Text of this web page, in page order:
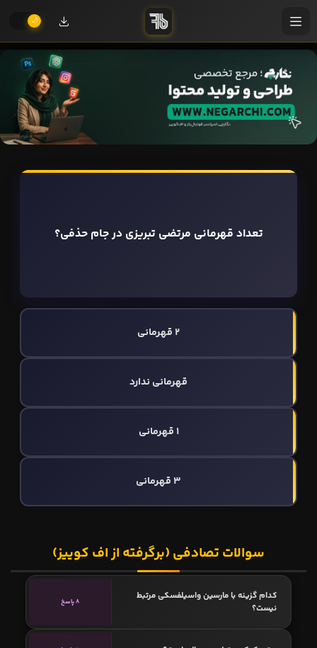
تعداد قهرمانی مرتضی تبریزی در جام حذفی؟
2 قهرمانی
قهرمانی ندارد
1 قهرمانی
3 قهرمانی
سوالات تصادفی (برگرفته از اف کوییز)
کدام گزینه با مارسین واسیلفسکی مرتبط
نیست؟
8 پاسخ